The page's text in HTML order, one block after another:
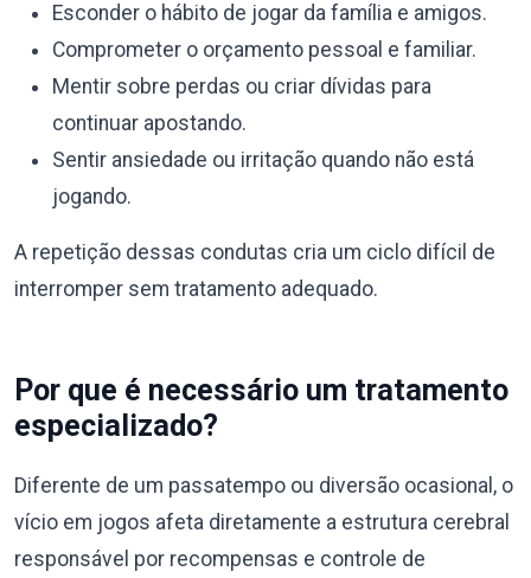
Esconder o hábito de jogar da família e amigos.
Comprometer o orçamento pessoal e familiar.
Mentir sobre perdas ou criar dívidas para
continuar apostando.
Sentir ansiedade ou irritação quando não está
jogando.
A repetição dessas condutas cria um ciclo difícil de
interromper sem tratamento adequado.
Por que é necessário um tratamento
especializado?
Diferente de um passatempo ou diversão ocasional, o
vício em jogos afeta diretamente a estrutura cerebral
responsável por recompensas e controle de